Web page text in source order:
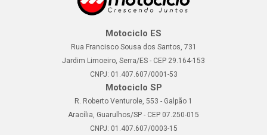
Motociclo ES
Rua Francisco Sousa dos Santos, 731
Jardim Limoeiro, Serra/ES - CEP 29.164-153
CNPJ: 01.407.607/0001-53
Motociclo SP
R. Roberto Venturole, 553 - Galpão 1
Aracília, Guarulhos/SP - CEP 07.250-015
CNPJ: 01.407.607/0003-15